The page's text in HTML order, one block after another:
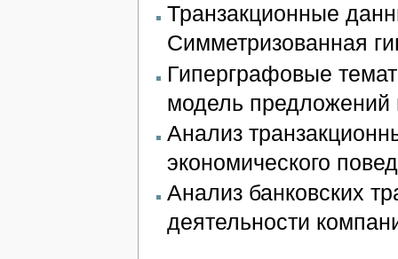
Транзакционные
Симметризованная
Гиперграфовые
модель предложений
Анализ
экономического
Анализ банковских
деятельности